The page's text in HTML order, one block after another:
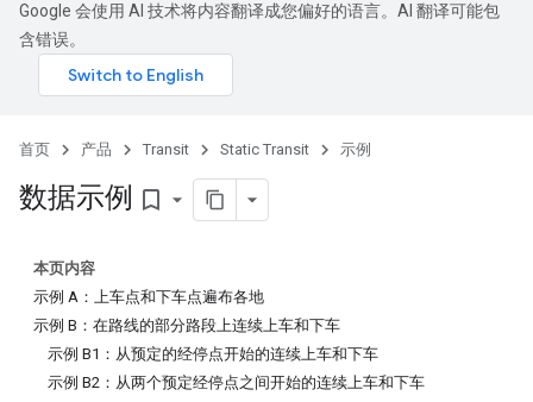
Google 会使用 AI 技术将内容翻译成您偏好的语言。AI 翻译可能包
含错误。
首页 产品 Transit Static Transit 示例
数据示例 bookmark_border
本页内容
示例 A：上车点和下车点遍布各地
示例 B：在路线的部分路段上连续上车和下车
示例 B1：从预定的经停点开始的连续上车和下车
示例 B2：从两个预定经停点之间开始的连续上车和下车